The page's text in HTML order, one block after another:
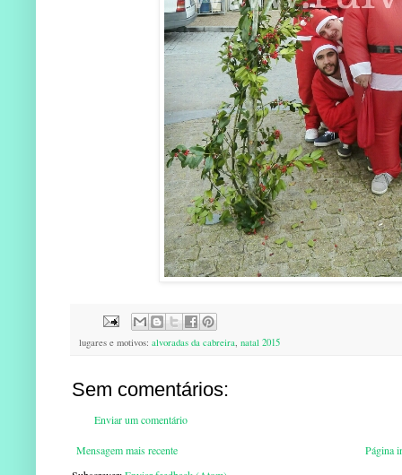
lugares e motivos: alvoradas da cabreira, natal 2015
Sem comentários:
Enviar um comentário
Mensagem mais recente
Página